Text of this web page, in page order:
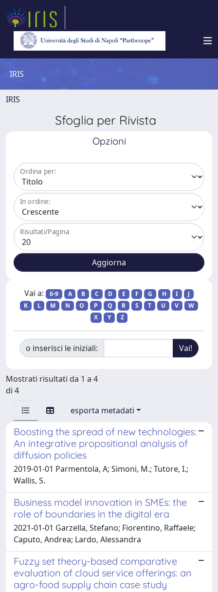
IRIS
IRIS
Sfoglia per Rivista
Opzioni
Ordina per:
In ordine:
Risultati/Pagina
Vai a: 0-9 A B C D E F G H I
J
K
L M N O P Q R S T U V
W
X
Y Z
o inserisci le iniziali:
Mostrati risultati da 1 a 4
di 4
esporta metadati
Boosting the spread of new technologies:
An integrative propositional analysis of
diffusion policies
2019-01-01 Parmentola, A; Simoni, M.; Tutore, I.;
Wallis, S.
Business model innovation in SMEs: the
role of boundaries in the digital era
2021-01-01 Garzella, Stefano; Fiorentino, Raffaele;
Caputo, Andrea; Lardo, Alessandra
Fuzzy set theory-based comparative
evaluation of cloud service offerings: an
agro-food supply chain case study